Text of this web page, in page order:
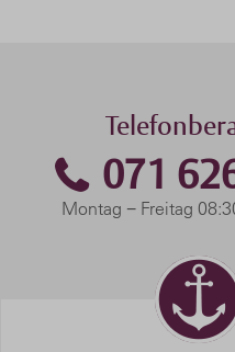
071
Montag − Freitag